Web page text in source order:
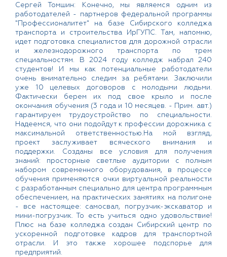
Сергей Томшин: Конечно, мы являемся одним из
работодателей - партнеров федеральной программы
"Профессионалитет" на базе Сибирского колледжа
транспорта и строительства ИрГУПС. Там, напомню,
идет подготовка специалистов для дорожной отрасли
и железнодорожного транспорта по трем
специальностям. В 2024 году колледж набрал 240
студентов! И мы как потенциальные работодатели
очень внимательно следим за ребятами. Заключили
уже 10 целевых договоров с молодыми людьми.
Фактически берем их под свое крыло и после
окончания обучения (3 года и 10 месяцев. - Прим. авт.)
гарантируем трудоустройство по специальности.
Надеемся, что они подойдут к профессии дорожника с
максимальной ответственностью.На мой взгляд,
проект заслуживает всяческого внимания и
поддержки. Созданы все условия для получения
знаний: просторные светлые аудитории с полным
набором современного оборудования, в процессе
обучения применяются очки виртуальной реальности
с разработанным специально для центра программным
обеспечением, на практических занятиях на полигоне
- все настоящее: самосвал, погрузчик-экскаватор и
мини-погрузчик. То есть учиться одно удовольствие!
Плюс на базе колледжа создан Сибирский центр по
ускоренной подготовке кадров для транспортной
отрасли. И это также хорошее подспорье для
предприятий.